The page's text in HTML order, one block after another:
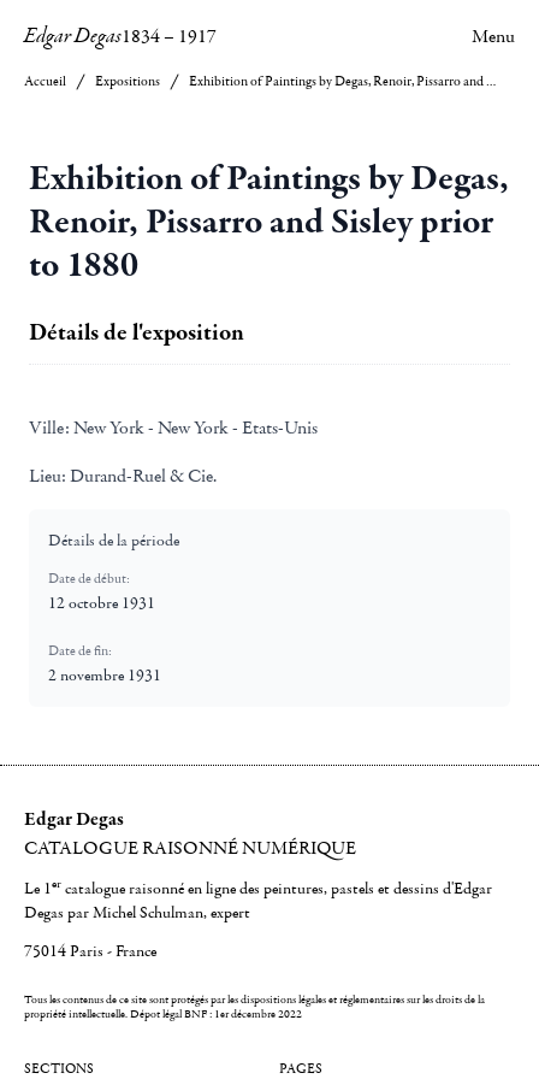
Edgar Degas1834– 1917 Menu
Accueil Expositions Exhibition of Paintings by Degas, Renoir, Pissarro and Sisley prior to 1880
Exhibition of Paintings by Degas,
Renoir, Pissarro and Sisley prior
to 1880
Détails de l'exposition
Ville: New York - New York - Etats-Unis
Lieu: Durand-Ruel & Cie.
Détails de la période
Date de début:
12 octobre 1931
Date de fin:
2 novembre 1931
Edgar Degas
CATALOGUE RAISONNÉ NUMÉRIQUE
Le 1er catalogue raisonné en ligne des peintures, pastels et dessins d'Edgar
Degas par Michel Schulman, expert
75014 Paris - France
Tous les contenus de ce site sont protégés par les dispositions légales et réglementaires sur les droits de la
propriété intellectuelle.Dépot légal BNF : 1er décembre 2022
SECTIONS PAGES